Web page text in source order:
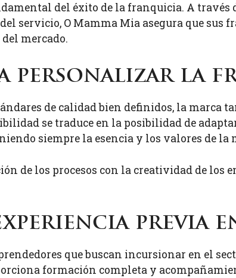
del éxito de la franquicia. A través
servicio, O Mamma Mia asegura que sus
mercado.
personalizar la
de calidad bien definidos, la marca
se traduce en la posibilidad de
siempre la esencia y los valores de la
de los procesos con la creatividad de
previa
que buscan incursionar en el
formación completa y